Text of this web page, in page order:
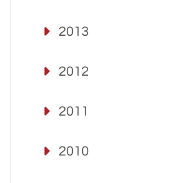
2013
2012
2011
2010